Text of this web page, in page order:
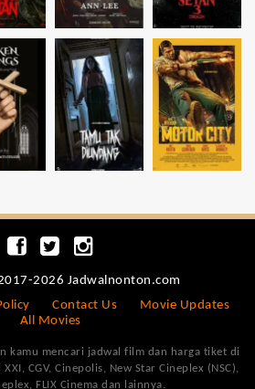
2026 Jadwalnonton.com
Contact Us
Movie Updates
All Movies
kamu mencari jadwal film dan harga tiket di
CGV, Cinepolis, New Star Cineplex (NSC),
FLIX Cinema dan lainnya.